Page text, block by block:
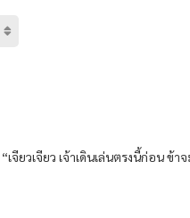
จียวเจียว เจ้าเดินเล่นตรงนี้ก่อน ข้า